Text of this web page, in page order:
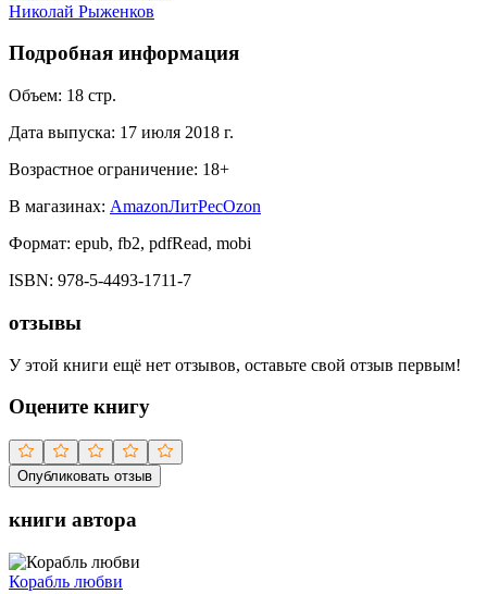
Николай Рыженков
Подробная информация
Объем: 18 стр.
Дата выпуска: 17 июля 2018 г.
Возрастное ограничение: 18+
В магазинах: AmazonЛитРесOzon
Формат: epub, fb2, pdfRead, mobi
ISBN: 978-5-4493-1711-7
отзывы
У этой книги ещё нет отзывов, оставьте свой отзыв первым!
Оцените книгу
Опубликовать отзыв
книги автора
Корабль любви